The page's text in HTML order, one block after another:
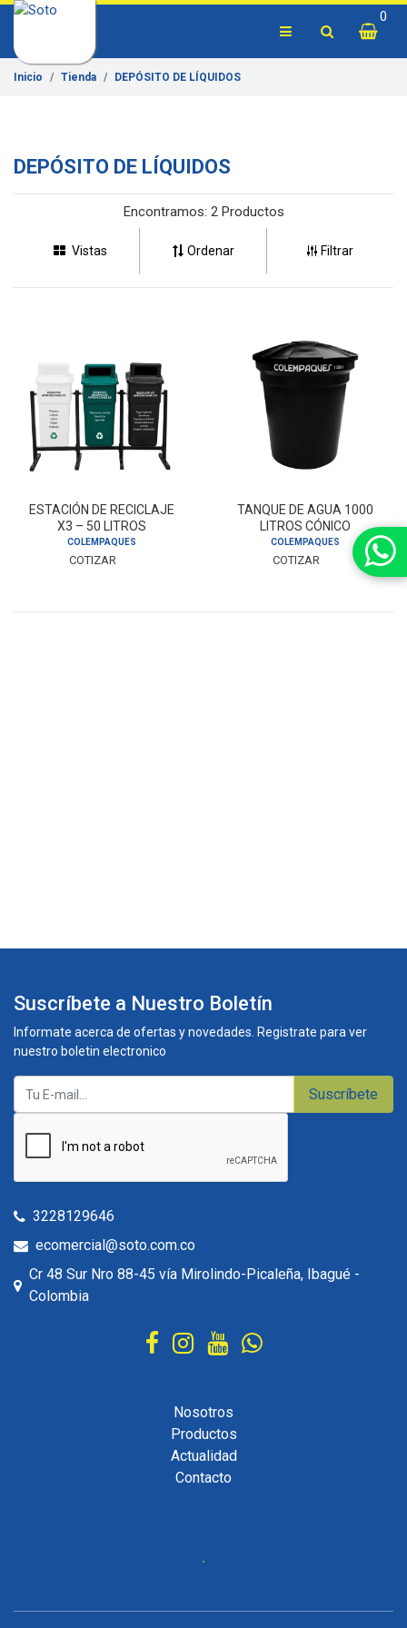
0
Inicio Tienda DEPÓSITO DE LÍQUIDOS
DEPÓSITO DE LÍQUIDOS
Encontramos: 2 Productos
Vistas Ordenar Filtrar
ESTACIÓN DE RECICLAJE
X3 – 50 LITROS
COLEMPAQUES
COTIZAR
TANQUE DE AGUA 1000
LITROS CÓNICO
COLEMPAQUES
COTIZAR
Suscríbete a Nuestro Boletín
Informate acerca de ofertas y novedades. Registrate para ver
nuestro boletin electronico
Suscríbete
3228129646
ecomercial@soto.com.co
Cr 48 Sur Nro 88-45 vía Mirolindo-Picaleña, Ibagué -
Colombia
Nosotros
Productos
Actualidad
Contacto